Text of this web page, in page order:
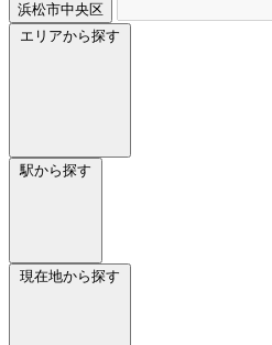
浜松市中央区
エリアから探す
駅から探す
現在地から探す